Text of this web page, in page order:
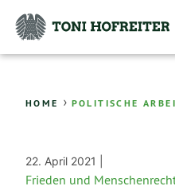
HOME › POLITISCHE
22. April 2021 |
Frieden und